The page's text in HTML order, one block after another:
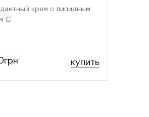
крем с липидным
С
купить